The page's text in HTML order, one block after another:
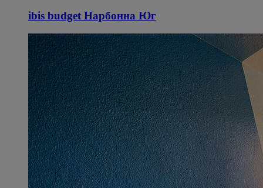
ibis budget Нарбонна Юг